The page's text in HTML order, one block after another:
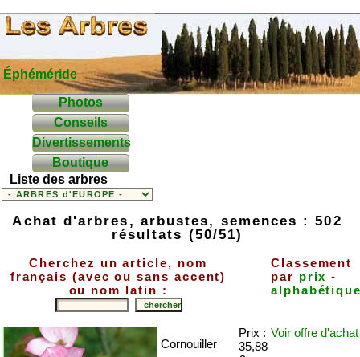
Éphéméride
Photos
Conseils
Divertissements
Boutique
Liste des arbres
Achat d'arbres, arbustes, semences : 502
résultats (50/51)
Cherchez un article, nom
français (avec ou sans accent)
ou nom latin :
Classement
par prix -
Cornouiller
Prix :
35,88
Voir offre d'achat